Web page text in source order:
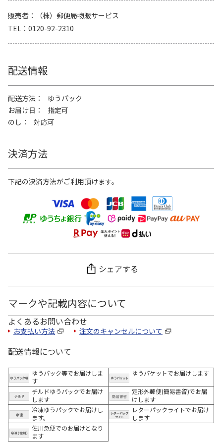
販売者
（株）郵便局物販サービス
TEL
0120-92-2310
配送情報
配送方法
ゆうパック
お届け日
指定可
のし
対応可
決済方法
下記の決済方法がご利用頂けます。
シェアする
マークや記載内容について
よくあるお問い合わせ
お支払い方法 注文のキャンセルについて
配送情報について
ゆうパック等でお届けしま
す
ゆうパケットでお届けします
チルドゆうパックでお届け
します
定形外郵便(簡易書留)でお届
けします
冷凍ゆうパックでお届けし
ます。
レターパックライトでお届け
します
佐川急便でのお届けとなり
ます